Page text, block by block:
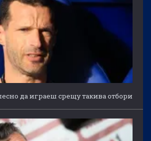
да играеш срещу такива отбори